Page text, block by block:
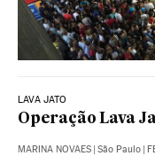
LAVA JATO
Operação Lava
MARINA NOVAES | São Paulo |